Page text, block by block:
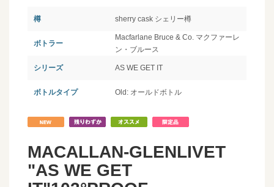
樽 sherry cask シェリー樽
ボトラー
Macfarlane Bruce & Co. マクファーレ
ン・ブルース
シリーズ AS WE GET IT
ボトルタイプ Old: オールドボトル
MACALLAN-GLENLIVET
"AS WE GET